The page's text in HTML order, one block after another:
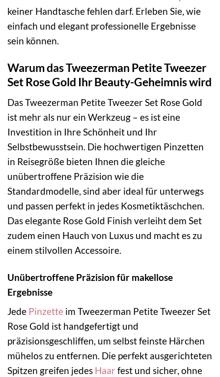
keiner Handtasche fehlen darf. Erleben Sie, wie
einfach und elegant professionelle Ergebnisse
sein können.
Warum das Tweezerman Petite Tweezer
Set Rose Gold Ihr Beauty-Geheimnis wird
Das Tweezerman Petite Tweezer Set Rose Gold
ist mehr als nur ein Werkzeug – es ist eine
Investition in Ihre Schönheit und Ihr
Selbstbewusstsein. Die hochwertigen Pinzetten
in Reisegröße bieten Ihnen die gleiche
unübertroffene Präzision wie die
Standardmodelle, sind aber ideal für unterwegs
und passen perfekt in jedes Kosmetiktäschchen.
Das elegante Rose Gold Finish verleiht dem Set
zudem einen Hauch von Luxus und macht es zu
einem stilvollen Accessoire.
Unübertroffene Präzision für makellose
Ergebnisse
Jede Pinzette im Tweezerman Petite Tweezer Set
Rose Gold ist handgefertigt und
präzisionsgeschliffen, um selbst feinste Härchen
mühelos zu entfernen. Die perfekt ausgerichteten
Spitzen greifen jedes Haar fest und sicher, ohne